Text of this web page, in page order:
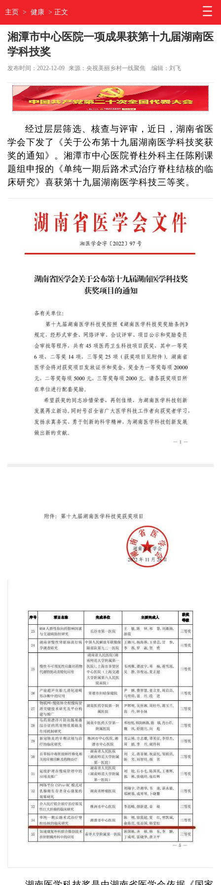
主页 > 健康 > 正文
湘潭市中心医院一项成果获第十九届湖南医
学科技奖
发布时间：2022-12-09 来源：央视美丽乡村一线聚焦 编辑：刘飞
经过层层筛选、核查与评审，近日，湖南省医
学会下发了《关于公布第十九届湖南医学科技奖获
奖的通知》。湘潭市中心医院脊柱外科主任陈刚课
题组申报的《单纯一期后路术式治疗脊柱结核的临
床研究》喜获第十九届湖南医学科技三等奖。